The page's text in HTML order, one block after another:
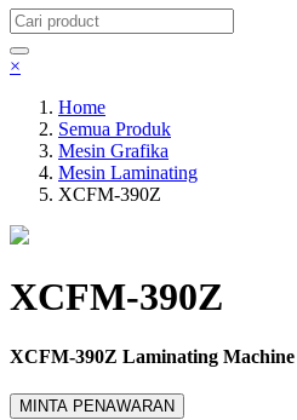
×
Home
Semua Produk
Mesin Grafika
Mesin Laminating
XCFM-390Z
XCFM-390Z
XCFM-390Z Laminating Machine
MINTA PENAWARAN